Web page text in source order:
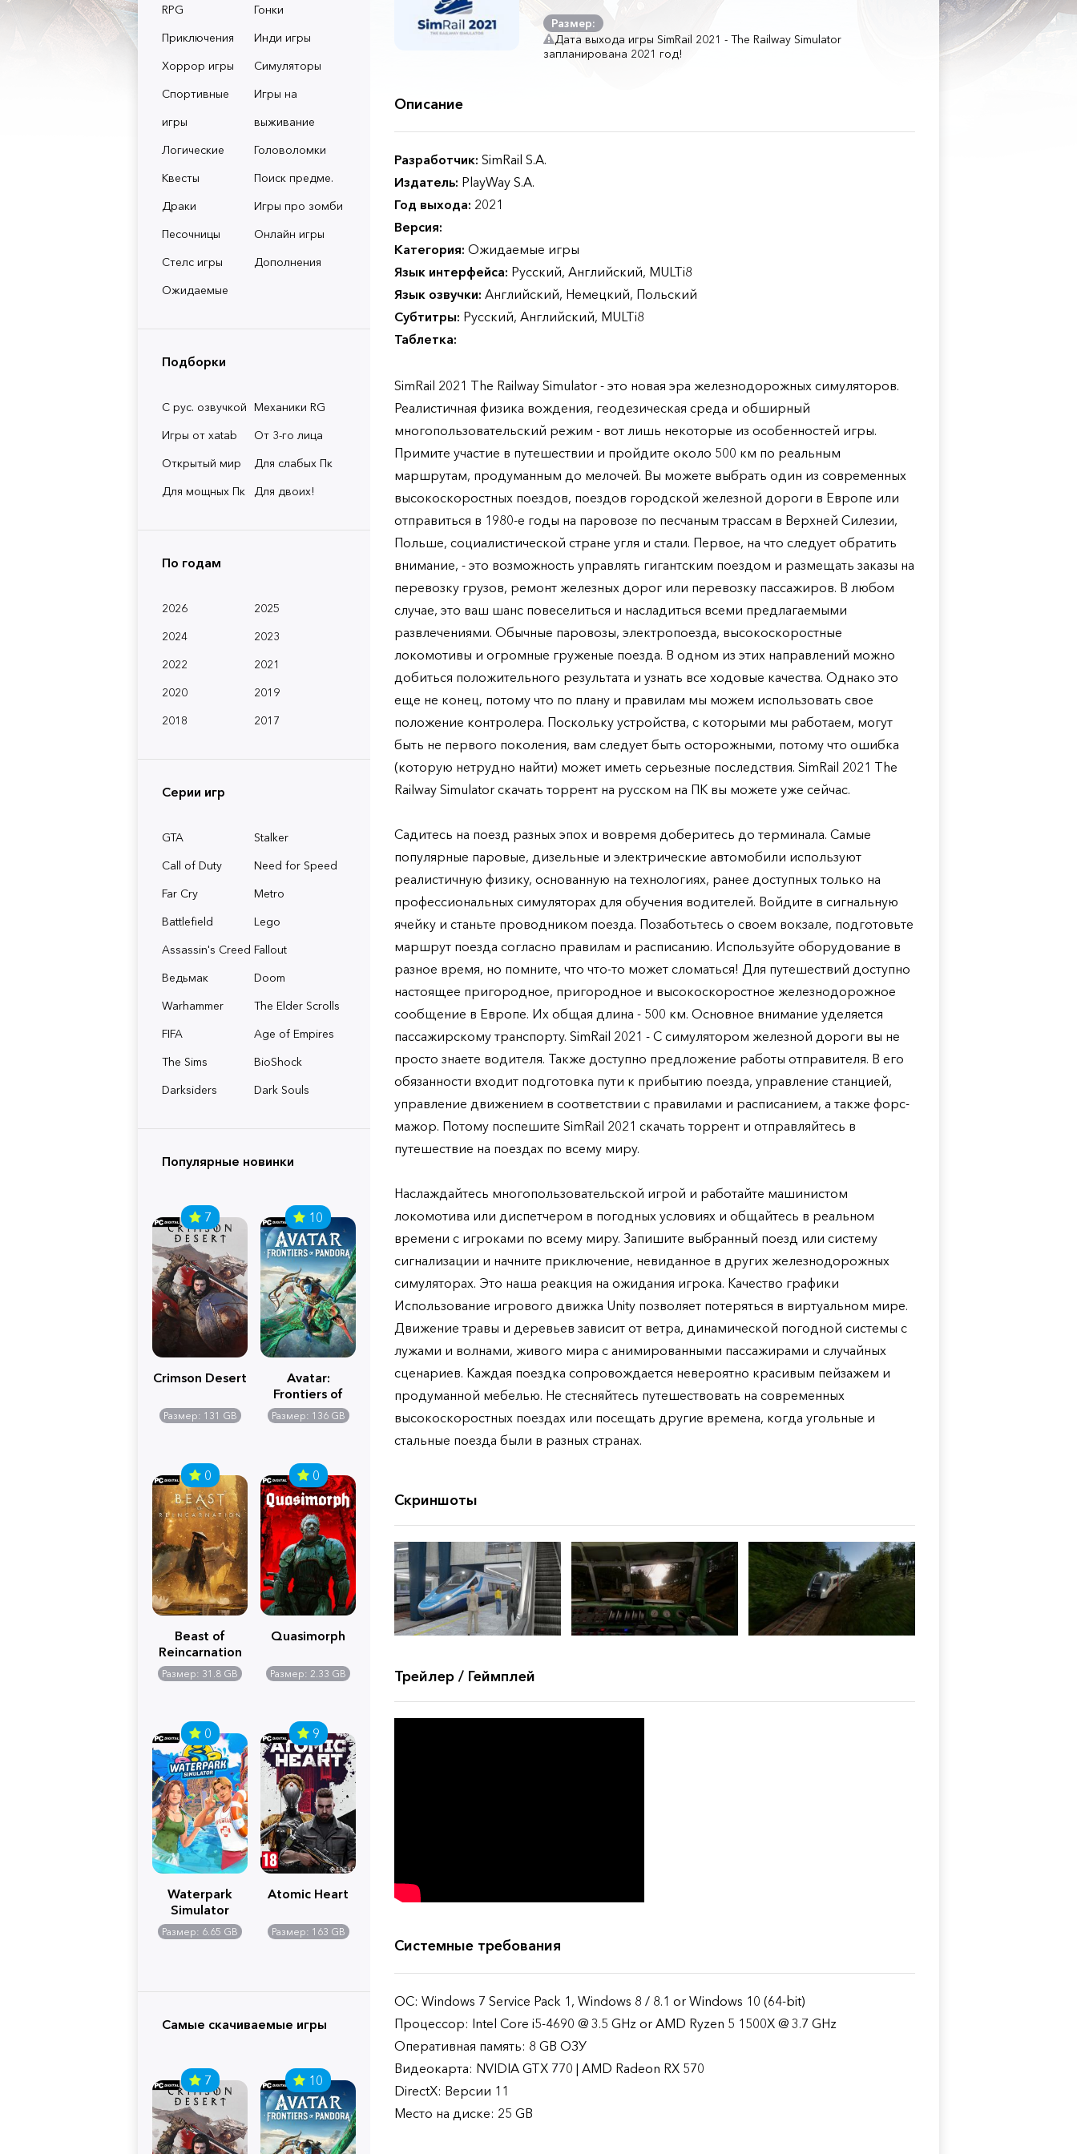
RPG
Гонки
Приключения
Инди игры
Хоррор игры
Симуляторы
Спортивные
игры
Игры на
выживание
Логические
Головоломки
Квесты
Поиск предме.
Драки
Игры про зомби
Песочницы
Онлайн игры
Стелс игры
Дополнения
Ожидаемые
Подборки
С рус. озвучкой Механики RG
Игры от xatab
От 3-го лица
Открытый мир
Для слабых Пк
Для мощных Пк
Для двоих!
По годам
2026
2025
2024
2023
2022
2021
2020
2019
2018
2017
Серии игр
GTA
Stalker
Call of Duty
Need for Speed
Far Cry
Metro
Battlefield
Lego
Assassin's Creed Fallout
Ведьмак
Doom
Warhammer
The Elder Scrolls
FIFA
Age of Empires
The Sims
BioShock
Darksiders
Dark Souls
Популярные новинки
7
Crimson Desert
Размер: 131 GB
10
Avatar:
Frontiers of
Pandora
Размер: 136 GB
0
Beast of
Reincarnation
Размер: 31.8 GB
0
Quasimorph
Размер: 2.33 GB
0
Waterpark
Simulator
Размер: 6.65 GB
9
Atomic Heart
Размер: 163 GB
Самые скачиваемые игры
7 10
Размер:
Дата выхода игры SimRail 2021 - The Railway Simulator
запланирована 2021 год!
Описание
Разработчик: SimRail S.A.
Издатель: PlayWay S.A.
Год выхода: 2021
Версия:
Категория: Ожидаемые игры
Язык интерфейса: Русский, Английский, MULTi8
Язык озвучки: Английский, Немецкий, Польский
Субтитры: Русский, Английский, MULTi8
Таблетка:
SimRail 2021 The Railway Simulator - это новая эра железнодорожных симуляторов.
Реалистичная физика вождения, геодезическая среда и обширный
многопользовательский режим - вот лишь некоторые из особенностей игры.
Примите участие в путешествии и пройдите около 500 км по реальным
маршрутам, продуманным до мелочей. Вы можете выбрать один из современных
высокоскоростных поездов, поездов городской железной дороги в Европе или
отправиться в 1980-е годы на паровозе по песчаным трассам в Верхней Силезии,
Польше, социалистической стране угля и стали. Первое, на что следует обратить
внимание, - это возможность управлять гигантским поездом и размещать заказы на
перевозку грузов, ремонт железных дорог или перевозку пассажиров. В любом
случае, это ваш шанс повеселиться и насладиться всеми предлагаемыми
развлечениями. Обычные паровозы, электропоезда, высокоскоростные
локомотивы и огромные груженые поезда. В одном из этих направлений можно
добиться положительного результата и узнать все ходовые качества. Однако это
еще не конец, потому что по плану и правилам мы можем использовать свое
положение контролера. Поскольку устройства, с которыми мы работаем, могут
быть не первого поколения, вам следует быть осторожными, потому что ошибка
(которую нетрудно найти) может иметь серьезные последствия. SimRail 2021 The
Railway Simulator скачать торрент на русском на ПК вы можете уже сейчас.
Садитесь на поезд разных эпох и вовремя доберитесь до терминала. Самые
популярные паровые, дизельные и электрические автомобили используют
реалистичную физику, основанную на технологиях, ранее доступных только на
профессиональных симуляторах для обучения водителей. Войдите в сигнальную
ячейку и станьте проводником поезда. Позаботьтесь о своем вокзале, подготовьте
маршрут поезда согласно правилам и расписанию. Используйте оборудование в
разное время, но помните, что что-то может сломаться! Для путешествий доступно
настоящее пригородное, пригородное и высокоскоростное железнодорожное
сообщение в Европе. Их общая длина - 500 км. Основное внимание уделяется
пассажирскому транспорту. SimRail 2021 - С симулятором железной дороги вы не
просто знаете водителя. Также доступно предложение работы отправителя. В его
обязанности входит подготовка пути к прибытию поезда, управление станцией,
управление движением в соответствии с правилами и расписанием, а также форс-
мажор. Потому поспешите SimRail 2021 скачать торрент и отправляйтесь в
путешествие на поездах по всему миру.
Наслаждайтесь многопользовательской игрой и работайте машинистом
локомотива или диспетчером в погодных условиях и общайтесь в реальном
времени с игроками по всему миру. Запишите выбранный поезд или систему
сигнализации и начните приключение, невиданное в других железнодорожных
симуляторах. Это наша реакция на ожидания игрока. Качество графики
Использование игрового движка Unity позволяет потеряться в виртуальном мире.
Движение травы и деревьев зависит от ветра, динамической погодной системы с
лужами и волнами, живого мира с анимированными пассажирами и случайных
сценариев. Каждая поездка сопровождается невероятно красивым пейзажем и
продуманной мебелью. Не стесняйтесь путешествовать на современных
высокоскоростных поездах или посещать другие времена, когда угольные и
стальные поезда были в разных странах.
Скриншоты
Трейлер / Геймплей
Системные требования
ОС: Windows 7 Service Pack 1, Windows 8 / 8.1 or Windows 10 (64-bit)
Процессор: Intel Core i5-4690 @ 3.5 GHz or AMD Ryzen 5 1500X @ 3.7 GHz
Оперативная память: 8 GB ОЗУ
Видеокарта: NVIDIA GTX 770 | AMD Radeon RX 570
DirectX: Версии 11
Место на диске: 25 GB